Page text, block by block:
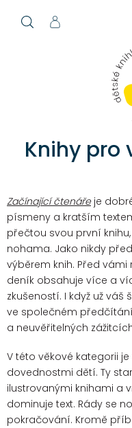
Knihy pro
Začínající čtenářeje
písmeny a kratším
přečtou svou první
nohama. Jako nikdy
výběrem knih. Před
deník obsahuje více a
zkušeností. I když už
ve společném
a neuvěřitelných
V této věkové kategorii
dovednostmi dětí. Ty
ilustrovanými knihami a
dominuje text. Rády se
pokračování. Kromě